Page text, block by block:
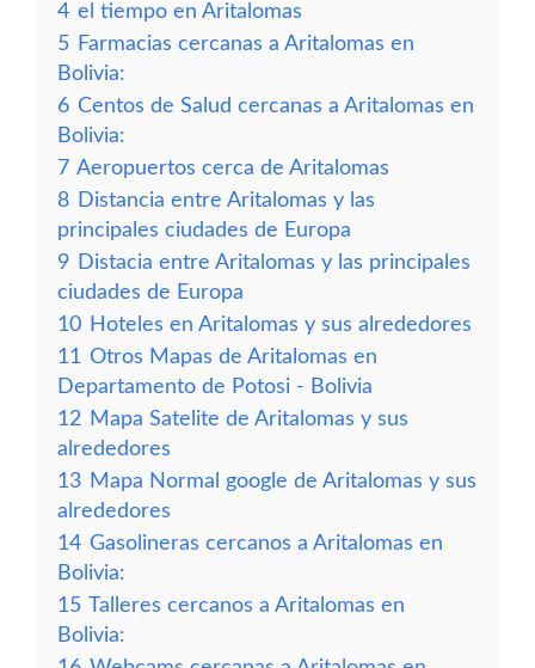
4 el tiempo en Aritalomas
5 Farmacias cercanas a Aritalomas en
Bolivia:
6 Centos de Salud cercanas a Aritalomas en
Bolivia:
7 Aeropuertos cerca de Aritalomas
8 Distancia entre Aritalomas y las
principales ciudades de Europa
9 Distacia entre Aritalomas y las principales
ciudades de Europa
10 Hoteles en Aritalomas y sus alrededores
11 Otros Mapas de Aritalomas en
Departamento de Potosi - Bolivia
12 Mapa Satelite de Aritalomas y sus
alrededores
13 Mapa Normal google de Aritalomas y sus
alrededores
14 Gasolineras cercanos a Aritalomas en
Bolivia:
15 Talleres cercanos a Aritalomas en
Bolivia: